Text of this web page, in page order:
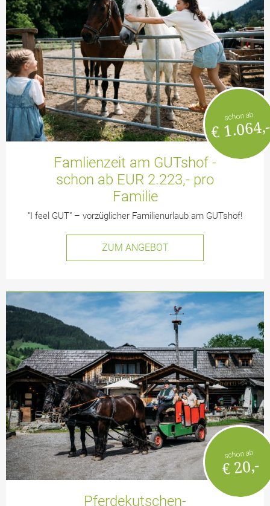
schon ab
€
Famlienzeit am GUTshof -
schon ab EUR 2.223,- pro
Familie
"I feel GUT" – vorzüglicher Familienurlaub am GUTshof!
ZUM ANGEBOT
schon ab
€ 20,-
Pferdekutschen-